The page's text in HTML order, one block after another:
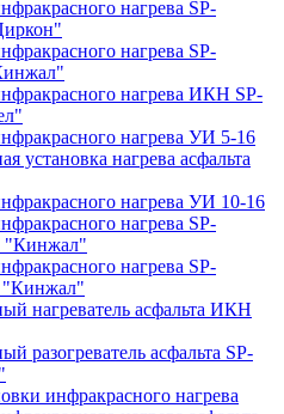
нагрева SP-
нагрева SP-
нагрева ИКН SP-
нагрева УИ 5-16
установка нагрева асфальта
нагрева УИ 10-16
нагрева SP-
"Кинжал"
нагрева SP-
"Кинжал"
нагреватель асфальта ИКН
разогреватель асфальта SP-
инфракрасного нагрева